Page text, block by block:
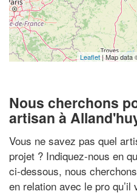
Leaflet| Map data
Nous cherchons
artisan à
Vous ne savez pas quel
projet ? Indiquez-nous en
ci-dessous, nous
en relation avec le pro qu’il